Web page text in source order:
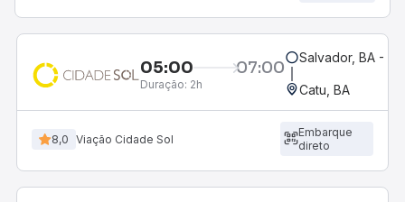
05:00 07:00
Duração: 2h
Salvador, BA -
Catu, BA
8,0 Viação Cidade Sol
Embarque
direto